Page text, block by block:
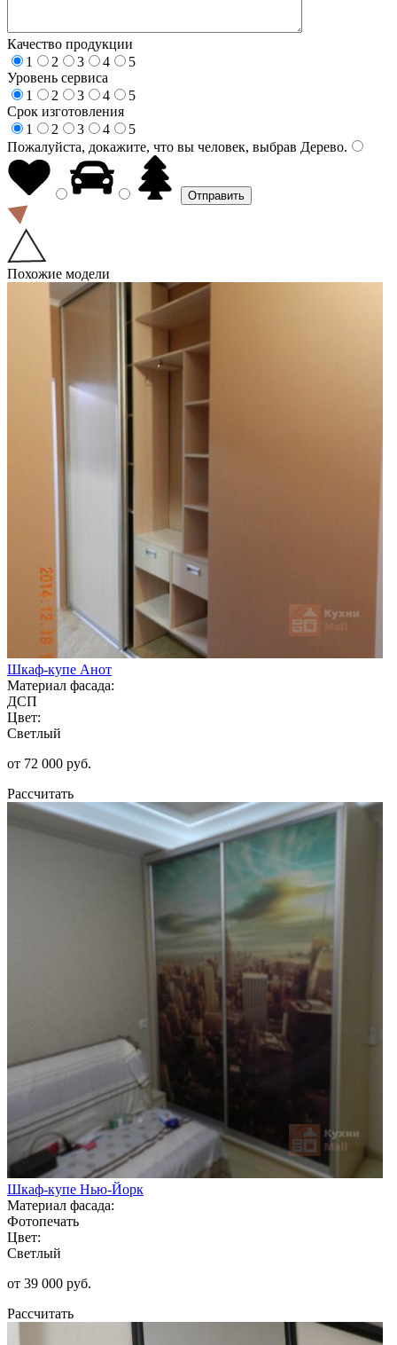
Качество продукции
1
2 3 4
5
Уровень сервиса
1
2 3 4
5
Срок изготовления
1
2 3 4
5
Пожалуйста, докажите, что вы человек, выбрав Дерево.
Похожие модели
Шкаф-купе Анот
Материал фасада:
ДСП
Цвет:
Светлый
от 72 000 руб.
Рассчитать
Шкаф-купе Нью-Йорк
Материал фасада:
Фотопечать
Цвет:
Светлый
от 39 000 руб.
Рассчитать